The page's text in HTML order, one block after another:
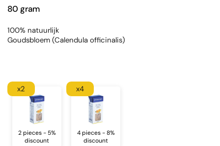
80 gram
100% natuurlijk
Goudsbloem (Calendula officinalis)
2 pieces - 5%
discount
x2
4 pieces - 8%
discount
x4